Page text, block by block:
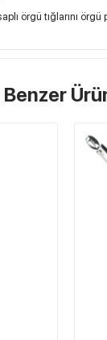
örgü tığlarını
Benzer